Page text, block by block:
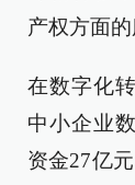
产权方面的
在数字化
中小企业
资金27亿